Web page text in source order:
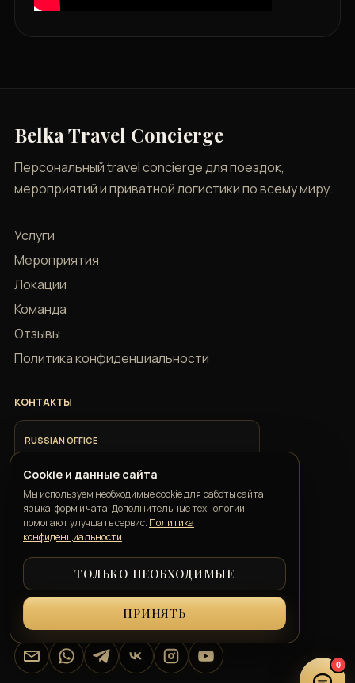
Belka Travel Concierge
Персональный travel concierge для поездок,
мероприятий и приватной логистики по всему миру.
Услуги
Мероприятия
Локации
Команда
Отзывы
Политика конфиденциальности
КОНТАКТЫ
RUSSIAN OFFICE
+7 918 685 9883
ITALIAN OFFICE
+39 351 352 1163
GEORGIAN OFFICE
+995 550 00 57 50
info@belkatravelconcierge.com
EmailWhatsAppTelegram
VK InstagramYouTube
Cookie и данные сайта
Мы используем необходимые cookie для работы сайта,
языка, форм и чата. Дополнительные технологии
помогают улучшать сервис. Политика
конфиденциальности
ТОЛЬКО НЕОБХОДИМЫЕ
ПРИНЯТЬ
0